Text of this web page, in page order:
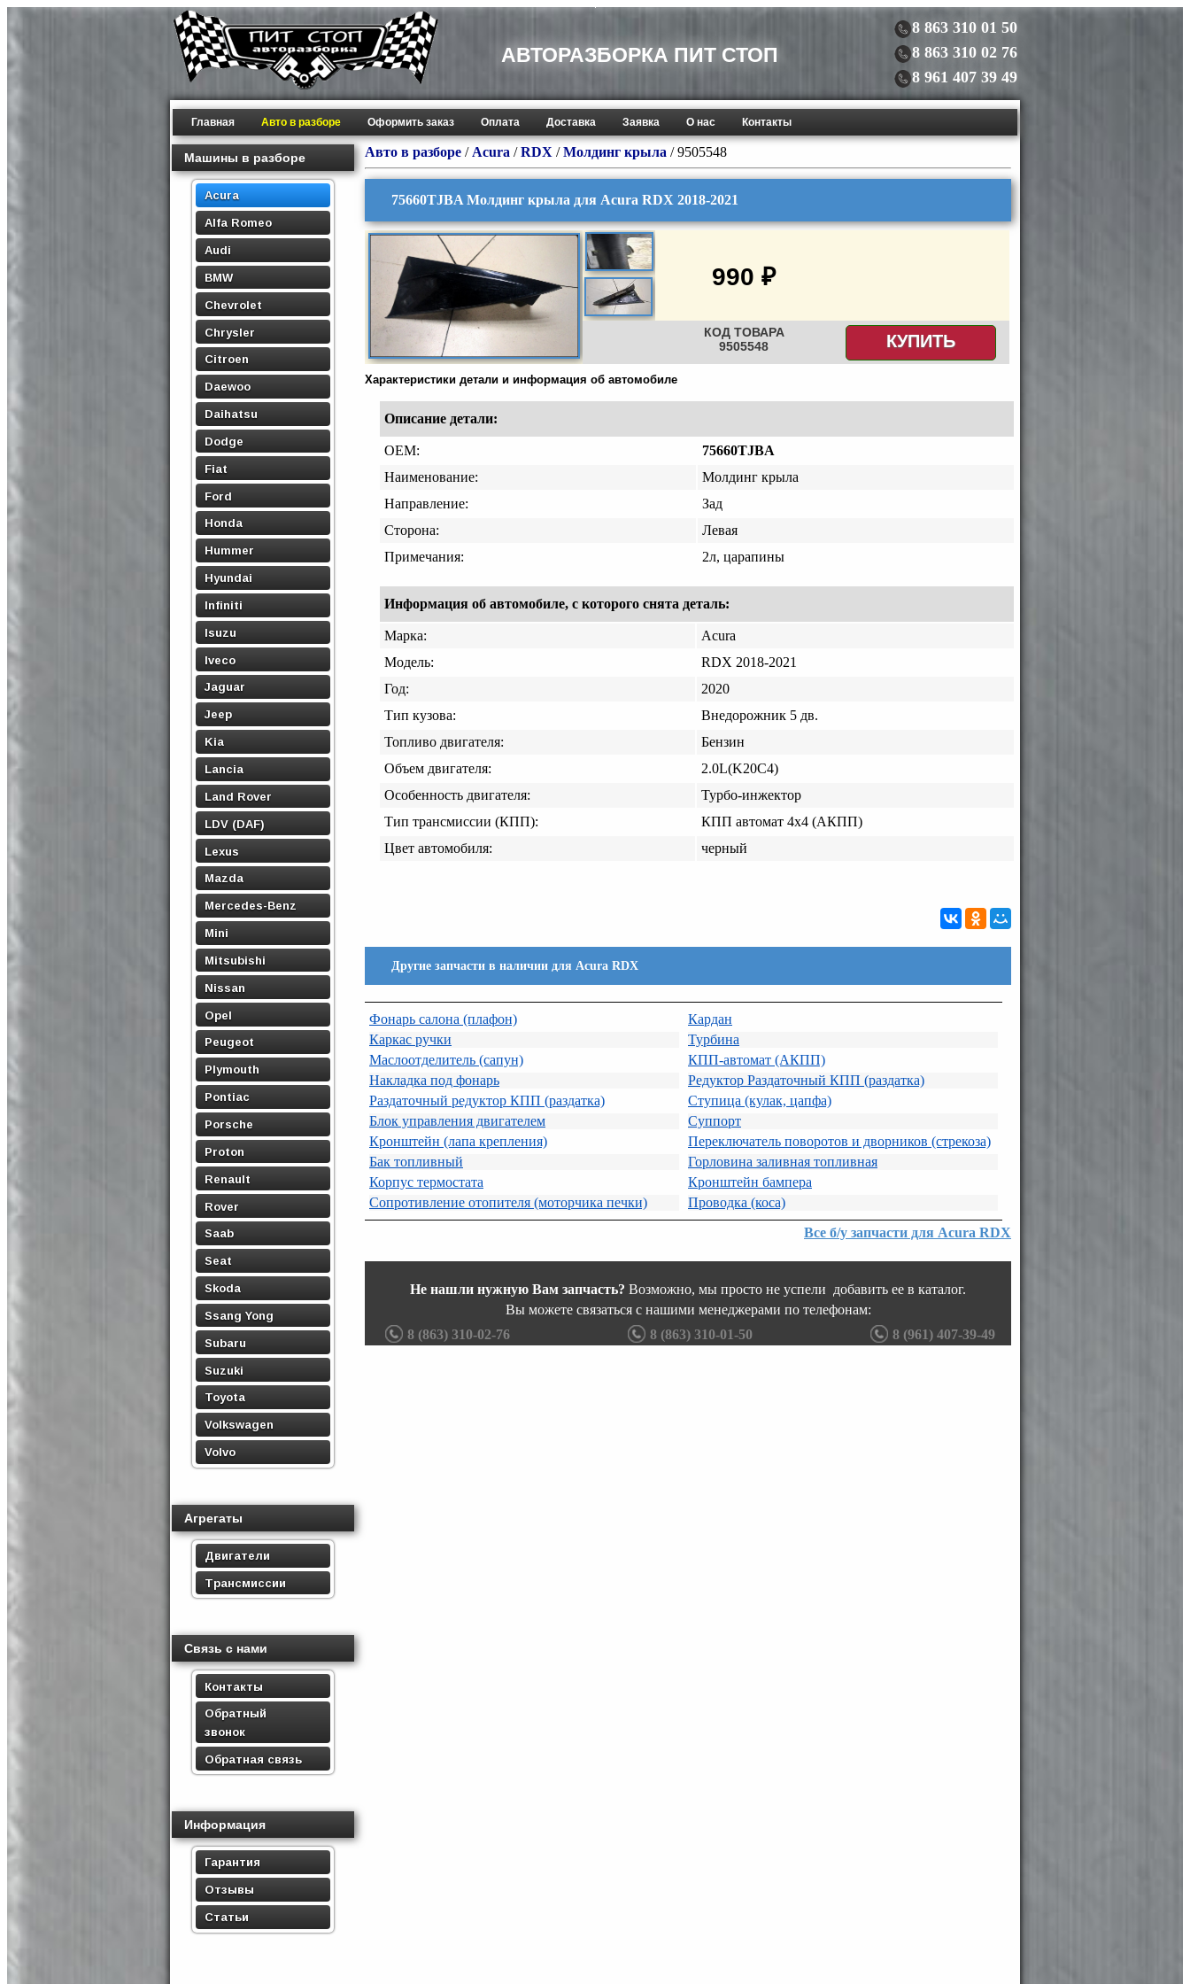
АВТОРАЗБОРКА ПИТ СТОП
8 863 310 01 50
8 863 310 02 76
8 961 407 39 49
Главная Авто в разборе Оформить заказ Оплата Доставка Заявка О нас Контакты
Машины в разборе
Acura
Alfa Romeo
Audi
BMW
Chevrolet
Chrysler
Citroen
Daewoo
Daihatsu
Dodge
Fiat
Ford
Honda
Hummer
Hyundai
Infiniti
Isuzu
Iveco
Jaguar
Jeep
Kia
Lancia
Land Rover
LDV (DAF)
Lexus
Mazda
Mercedes-Benz
Mini
Mitsubishi
Nissan
Opel
Peugeot
Plymouth
Pontiac
Porsche
Proton
Renault
Rover
Saab
Seat
Skoda
Ssang Yong
Subaru
Suzuki
Toyota
Volkswagen
Volvo
Агрегаты
Двигатели
Трансмиссии
Связь с нами
Контакты
Обратный
звонок
Обратная связь
Информация
Гарантия
Отзывы
Статьи
Авто в разборе / Acura /RDX /Молдинг крыла / 9505548
75660TJBA Молдинг крыла для Acura RDX 2018-2021
990 ₽
КОД ТОВАРА
9505548
КУПИТЬ
Характеристики детали и информация об автомобиле
Описание детали:
OEM:
75660TJBA
Наименование:
Молдинг крыла
Направление:
Зад
Сторона:
Левая
Примечания:
2л, царапины
Информация об автомобиле, с которого снята деталь:
Марка:
Acura
Модель:
RDX 2018-2021
Год:
2020
Тип кузова:
Внедорожник 5 дв.
Топливо двигателя:
Бензин
Объем двигателя:
2.0L(K20C4)
Особенность двигателя:
Турбо-инжектор
Тип трансмиссии (КПП):
КПП автомат 4х4 (АКПП)
Цвет автомобиля:
черный
Другие запчасти в наличии для Acura RDX
Фонарь салона (плафон)
Каркас ручки
Маслоотделитель (сапун)
Накладка под фонарь
Раздаточный редуктор КПП (раздатка)
Блок управления двигателем
Кронштейн (лапа крепления)
Бак топливный
Корпус термостата
Сопротивление отопителя (моторчика печки)
Кардан
Турбина
КПП-автомат (АКПП)
Редуктор Раздаточный КПП (раздатка)
Ступица (кулак, цапфа)
Суппорт
Переключатель поворотов и дворников (стрекоза)
Горловина заливная топливная
Кронштейн бампера
Проводка (коса)
Все б/у запчасти для Acura RDX
Не нашли нужную Вам запчасть? Возможно, мы просто не успели добавить ее в каталог.
Вы можете связаться с нашими менеджерами по телефонам:
8 (863) 310-02-76
8 (863) 310-01-50 8 (961) 407-39-49